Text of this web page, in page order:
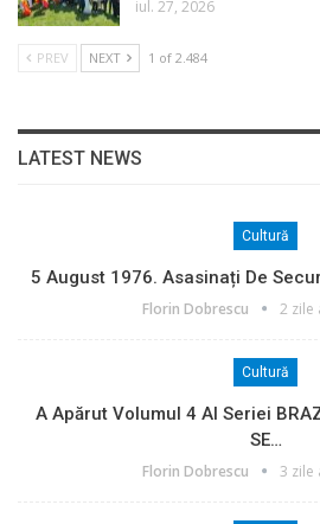
iul. 27, 2026
PREV NEXT 1 of 2.484
LATEST NEWS
Cultură
5 August 1976. Asasinați De
Florin Dobrescu 2 zile
Cultură
A Apărut Volumul 4 Al Seriei
SE…
Florin Dobrescu 3 zile